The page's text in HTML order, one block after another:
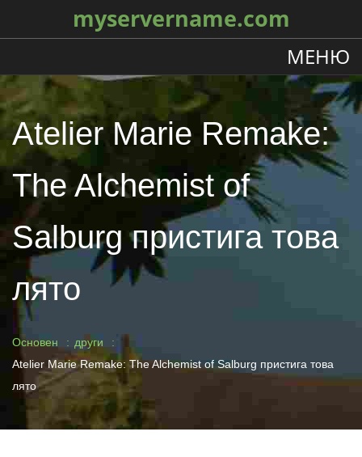
myservername.com
МЕНЮ
Atelier Marie Remake:
The Alchemist of
Salburg пристига това
лято
Основен
други
Atelier Marie Remake: The Alchemist of Salburg пристига това
лято